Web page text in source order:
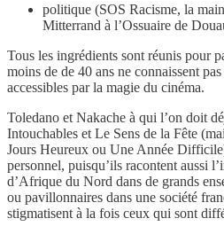
politique (SOS Racisme, la
Mitterrand à l’Ossuaire de
Tous les ingrédients sont réunis pour
moins de de 40 ans ne connaissent
accessibles par la magie du cinéma.
Toledano et Nakache à qui l’on doit
Intouchables et Le Sens de la Fête
Jours Heureux ou Une Année
personnel, puisqu’ils racontent aussi
d’Afrique du Nord dans de grands
ou pavillonnaires dans une société
stigmatisent à la fois ceux qui sont